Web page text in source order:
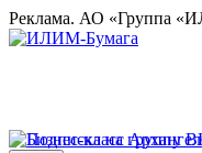
Реклама. АО «Группа